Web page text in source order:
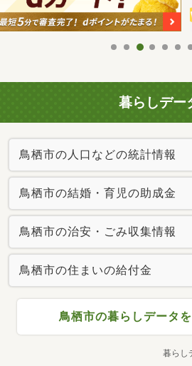
暮らしデー
鳥栖市の人口などの統計情報
鳥栖市の結婚・育児の助成金
鳥栖市の治安・ごみ収集情報
鳥栖市の住まいの給付金
鳥栖市の暮らしデータ
暮らし